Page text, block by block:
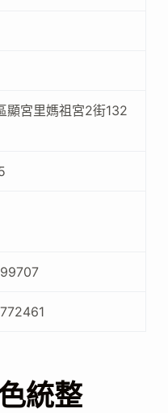
顯宮里媽祖宮2街132
統整